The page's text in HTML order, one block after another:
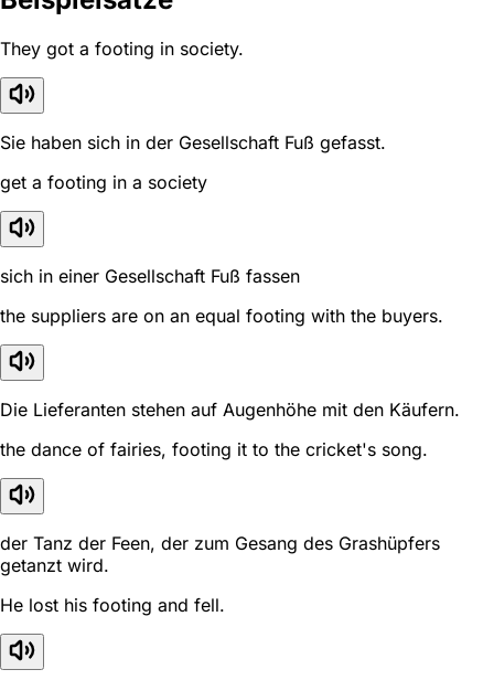
They got a footing in society.
Sie haben sich in der Gesellschaft Fuß gefasst.
get a footing in a society
sich in einer Gesellschaft Fuß fassen
the suppliers are on an equal footing with the buyers.
Die Lieferanten stehen auf Augenhöhe mit den Käufern.
the dance of fairies, footing it to the cricket's song.
der Tanz der Feen, der zum Gesang des Grashüpfers
getanzt wird.
He lost his footing and fell.